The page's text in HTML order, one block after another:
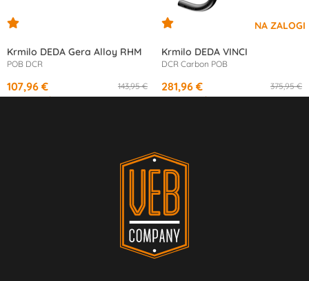
Krmilo DEDA Gera Alloy RHM
POB DCR
143,95 €
107,96 €
od10,15 €/mesec
Krmilo DEDA VINCI
DCR Carbon POB
375,95 €
281,96 €
od13,77 €/mesec